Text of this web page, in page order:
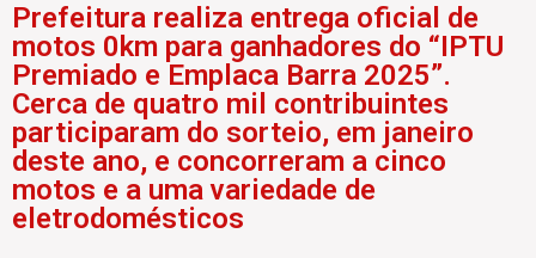
Prefeitura realiza entrega oficial de
motos 0km para ganhadores do “IPTU
Premiado e Emplaca Barra 2025”.
Cerca de quatro mil contribuintes
participaram do sorteio, em janeiro
deste ano, e concorreram a cinco
motos e a uma variedade de
eletrodomésticos